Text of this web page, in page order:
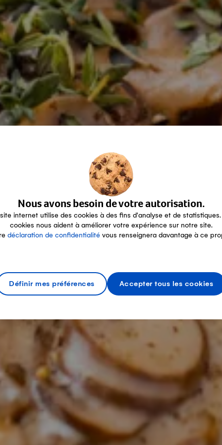
Nous avons besoin de votre autorisation.
internet utilise des cookies à des fins d'analyse et de statistiques.
cookies nous aident à améliorer votre expérience sur notre site.
déclaration de confidentialité vous renseignera davantage à ce
Définir mes préférences Accepter tous les cookies